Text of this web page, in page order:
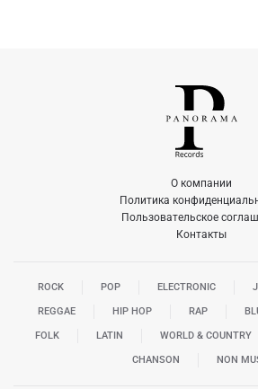
О компании
Политика
Пользовательское
Контакты
ROCK POP ELECTRONIC
REGGAE HIP HOP RAP
FOLK LATIN WORLD & COUNTRY
CHANSON NON